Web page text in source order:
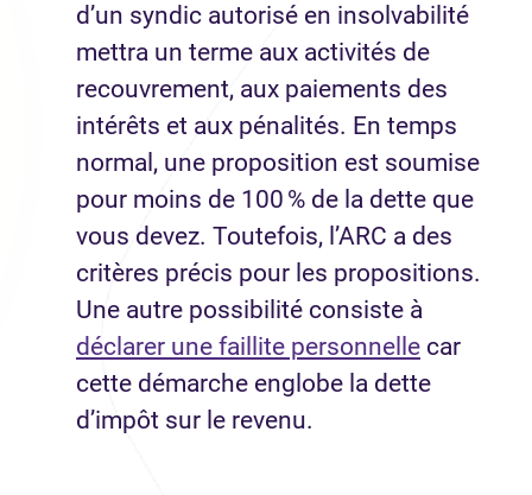
d’un syndic autorisé en insolvabilité
mettra un terme aux activités de
recouvrement, aux paiements des
intérêts et aux pénalités. En temps
normal, une proposition est soumise
pour moins de 100 % de la dette que
vous devez. Toutefois, l’ARC a des
critères précis pour les propositions.
Une autre possibilité consiste à
déclarer une faillite personnelle car
cette démarche englobe la dette
d’impôt sur le revenu.